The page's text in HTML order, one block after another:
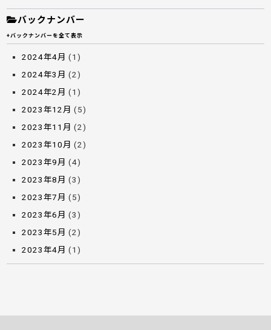
バックナンバー
+バックナンバーを全て表示
2024年4月 (1)
2024年3月 (2)
2024年2月 (1)
2023年12月 (5)
2023年11月 (2)
2023年10月 (2)
2023年9月 (4)
2023年8月 (3)
2023年7月 (5)
2023年6月 (3)
2023年5月 (2)
2023年4月 (1)